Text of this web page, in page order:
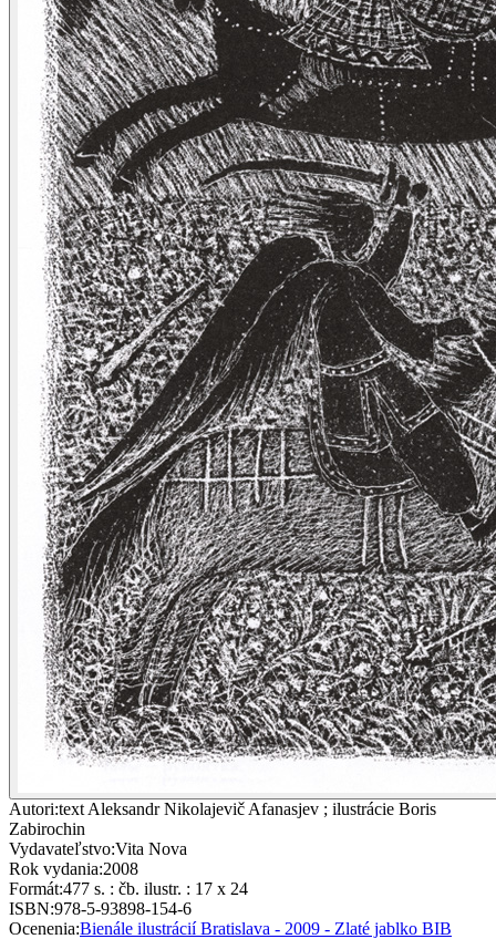
Autori:text Aleksandr Nikolajevič Afanasjev ; ilustrácie Boris
Zabirochin
Vydavateľstvo:Vita Nova
Rok vydania:2008
Formát:477 s. : čb. ilustr. : 17 x 24
ISBN:978-5-93898-154-6
Ocenenia:Bienále ilustrácií Bratislava - 2009 - Zlaté jablko BIB